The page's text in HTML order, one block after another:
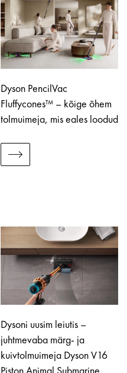
Dyson PencilVac
Fluffycones™ – kõige õhem
tolmuimeja, mis eales loodud
Dysoni uusim leiutis –
juhtmevaba märg- ja
kuivtolmuimeja Dyson V16
Piston Animal Submarine.